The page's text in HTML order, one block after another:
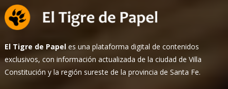
El Tigre de Papel es una plataforma digital de contenidos
exclusivos, con información actualizada de la ciudad de Villa
Constitución y la región sureste de la provincia de Santa Fe.